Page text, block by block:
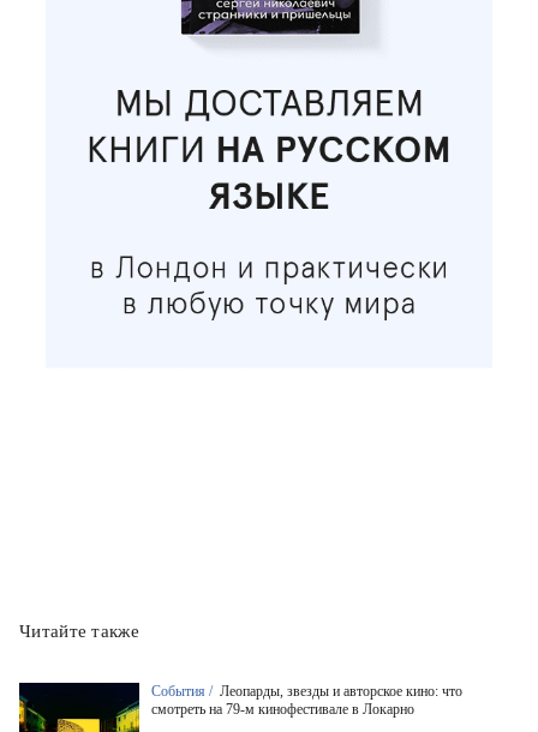
Читайте также
События / Леопарды, звезды и авторское кино: что
смотреть на 79-м кинофестивале в Локарно